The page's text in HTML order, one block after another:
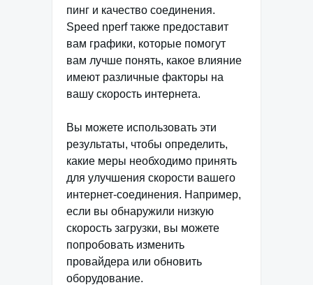
пинг и качество соединения.
Speed nperf также предоставит
вам графики, которые помогут
вам лучше понять, какое влияние
имеют различные факторы на
вашу скорость интернета.
Вы можете использовать эти
результаты, чтобы определить,
какие меры необходимо принять
для улучшения скорости вашего
интернет-соединения. Например,
если вы обнаружили низкую
скорость загрузки, вы можете
попробовать изменить
провайдера или обновить
оборудование.